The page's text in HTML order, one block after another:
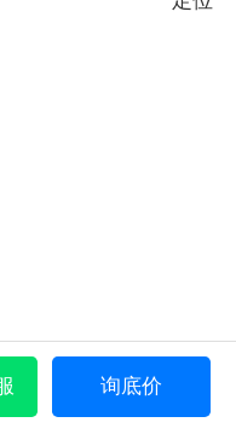
询底价